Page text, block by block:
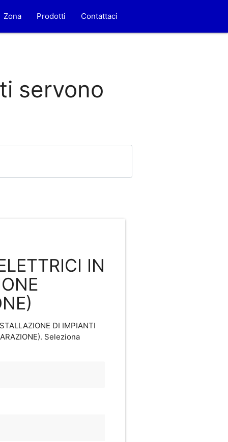
Zona Prodotti Contattaci
servono
IN
DI IMPIANTI
. Seleziona